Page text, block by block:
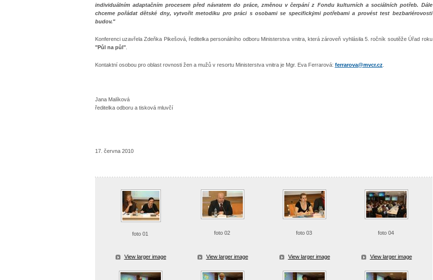
individuálním adaptačním procesem před návratem do práce, změnou v čerpání z Fondu kulturních a sociálních potřeb. Dále
chceme pořádat dětské dny, vytvořit metodiku pro práci s osobami se specifickými potřebami a provést test bezbariérovosti
budov."
Konferenci uzavřela Zdeňka Pikešová, ředitelka personálního odboru Ministerstva vnitra, která zároveň vyhlásila 5. ročník soutěže Úřad roku
"Půl na půl".
Kontaktní osobou pro oblast rovnosti žen a mužů v resortu Ministerstva vnitra je Mgr. Eva Ferrarová: ferrarova@mvcr.cz
Jana Malíková
ředitelka odboru a tisková mluvčí
17. června 2010
foto 01
View larger image
foto 02
View larger image
foto 03
View larger image
foto 04
View larger image